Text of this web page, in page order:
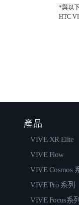
*與以
HTC
產品
VIVE XR Elite
VIVE Flow
VIVE Cosmos
VIVE Pro 系列
VIVE Focus系列